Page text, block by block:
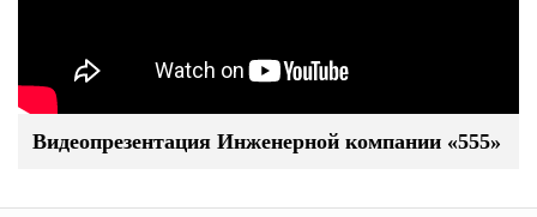
Видеопрезентация Инженерной компании «555»